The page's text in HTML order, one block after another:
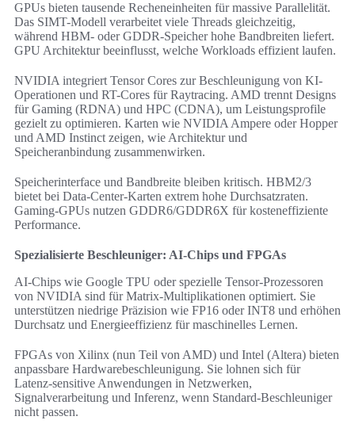
GPUs bieten tausende Recheneinheiten für massive Parallelität.
Das SIMT-Modell verarbeitet viele Threads gleichzeitig,
während HBM- oder GDDR-Speicher hohe Bandbreiten liefert.
GPU Architektur beeinflusst, welche Workloads effizient laufen.
NVIDIA integriert Tensor Cores zur Beschleunigung von KI-
Operationen und RT-Cores für Raytracing. AMD trennt Designs
für Gaming (RDNA) und HPC (CDNA), um Leistungsprofile
gezielt zu optimieren. Karten wie NVIDIA Ampere oder Hopper
und AMD Instinct zeigen, wie Architektur und
Speicheranbindung zusammenwirken.
Speicherinterface und Bandbreite bleiben kritisch. HBM2/3
bietet bei Data-Center-Karten extrem hohe Durchsatzraten.
Gaming-GPUs nutzen GDDR6/GDDR6X für kosteneffiziente
Performance.
Spezialisierte Beschleuniger: AI-Chips und FPGAs
AI-Chips wie Google TPU oder spezielle Tensor-Prozessoren
von NVIDIA sind für Matrix-Multiplikationen optimiert. Sie
unterstützen niedrige Präzision wie FP16 oder INT8 und erhöhen
Durchsatz und Energieeffizienz für maschinelles Lernen.
FPGAs von Xilinx (nun Teil von AMD) und Intel (Altera) bieten
anpassbare Hardwarebeschleunigung. Sie lohnen sich für
Latenz-sensitive Anwendungen in Netzwerken,
Signalverarbeitung und Inferenz, wenn Standard-Beschleuniger
nicht passen.